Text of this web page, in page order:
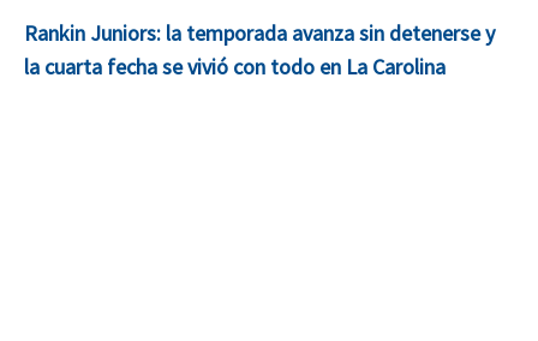
Rankin Juniors: la temporada avanza sin detenerse y
la cuarta fecha se vivió con todo en La Carolina